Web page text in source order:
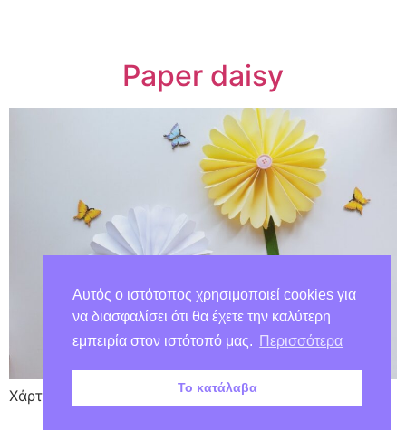
Paper daisy
Χάρτινες μαργαρίτες!
Αυτός ο ιστότοπος χρησιμοποιεί cookies για
να διασφαλίσει ότι θα έχετε την καλύτερη
εμπειρία στον ιστότοπό μας.
Περισσότερα
Το κατάλαβα